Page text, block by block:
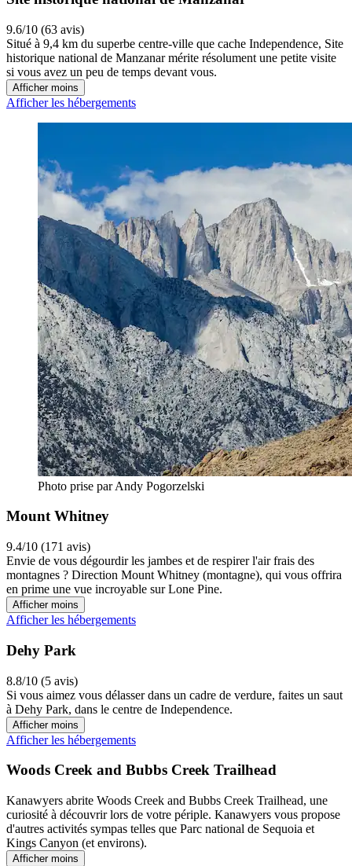
9.6/10 (63 avis)
Situé à 9,4 km du superbe centre-ville que cache Independence, Site
historique national de Manzanar mérite résolument une petite visite
si vous avez un peu de temps devant vous.
Afficher moins
Afficher les hébergements
Photo prise par Andy Pogorzelski
Mount Whitney
9.4/10 (171 avis)
Envie de vous dégourdir les jambes et de respirer l'air frais des
montagnes ? Direction Mount Whitney (montagne), qui vous offrira
en prime une vue incroyable sur Lone Pine.
Afficher moins
Afficher les hébergements
Dehy Park
8.8/10 (5 avis)
Si vous aimez vous délasser dans un cadre de verdure, faites un saut
à Dehy Park, dans le centre de Independence.
Afficher moins
Afficher les hébergements
Woods Creek and Bubbs Creek Trailhead
Kanawyers abrite Woods Creek and Bubbs Creek Trailhead, une
curiosité à découvrir lors de votre périple. Kanawyers vous propose
d'autres activités sympas telles que Parc national de Sequoia et
Kings Canyon (et environs).
Afficher moins